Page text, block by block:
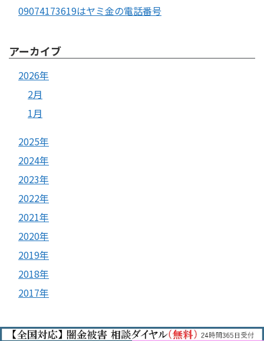
09074173619はヤミ金の電話番号
アーカイブ
2026年
2月
1月
2025年
2024年
2023年
2022年
2021年
2020年
2019年
2018年
2017年